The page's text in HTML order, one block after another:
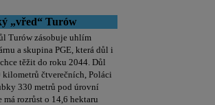
„vřed“ Turów
Turów zásobuje uhlím
a skupina PGE, která důl i
těžit do roku 2044. Důl
kilometrů čtverečních, Poláci
330 metrů pod úrovní
rozrůst o 14,6 hektaru